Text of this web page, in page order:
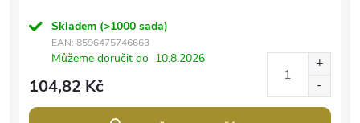
Skladem (>1000 sada)
EAN: 8596475746663
Můžeme doručit do 10.8.2026
104,82 Kč